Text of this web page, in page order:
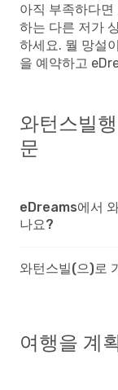
아직 부족하다
하는 다른 저가
하세요. 뭘 망설
을 예약하고
와턴스빌
문
eDreams에서
나요?
와턴스빌(으)로
여행을 계